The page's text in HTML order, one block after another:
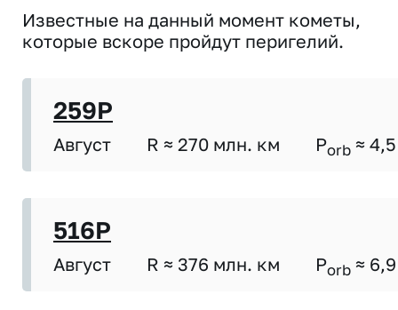
Известные на данный момент кометы,
которые вскоре пройдут перигелий.
259P
Август R ≈ 270 млн. км Porb ≈ 4,5
516P
Август R ≈ 376 млн. км Porb ≈ 6,9